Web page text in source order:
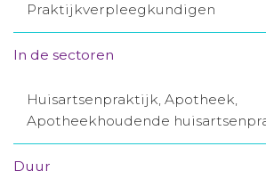
Praktijkverpleegkundigen
In de sectoren
Huisartsenpraktijk, Apotheek,
Apotheekhoudende
Duur